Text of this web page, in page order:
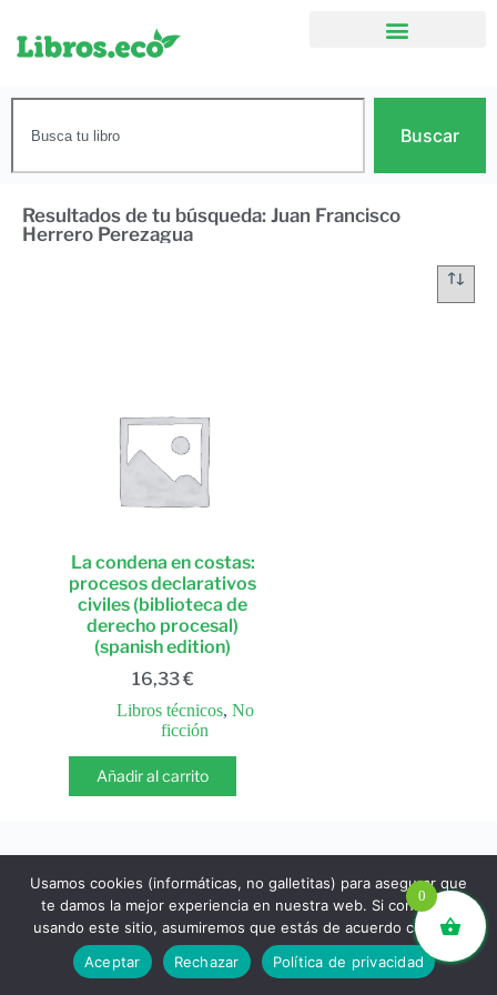
Buscar
Resultados de tu búsqueda: Juan Francisco
Herrero Perezagua
La condena en costas:
procesos declarativos
civiles (biblioteca de
derecho procesal)
(spanish edition)
16,33€
Libros técnicos, No
ficción
Añadir al carrito
libros.eco © - Desde Barcelona para el mundo 💚 |
Devoluciones y reembolsos|Política de Privacidad
0
Usamos cookies (informáticas, no galletitas) para asegurar que
te damos la mejor experiencia en nuestra web. Si continúas
usando este sitio, asumiremos que estás de acuerdo con ello.
Aceptar
Rechazar Política de privacidad